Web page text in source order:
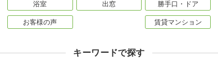
浴室 出窓 勝手口・ドア
お客様の声 賃貸マンション
キーワードで探す